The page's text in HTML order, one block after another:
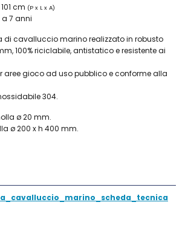
cm (P x L x A)
a 7 anni
di cavalluccio marino realizzato in robusto
100% riciclabile, antistatico e resistente ai
aree gioco ad uso pubblico e conforme alla
304.
ø 20 mm.
ø 200 x h 400 mm.